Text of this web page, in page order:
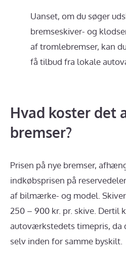
Uanset, om du søger
bremseskiver- og
af tromlebremser, kan
få tilbud fra lokale
Hvad koster det
bremser?
Prisen på nye bremser,
indkøbsprisen på
af bilmærke- og model.
250 – 900 kr. pr. skive. Dertil
autoværkstedets timepris, da
selv inden for samme byskilt.